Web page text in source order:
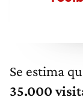
Se estima
35.000